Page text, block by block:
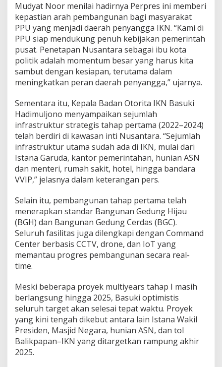
Mudyat Noor menilai hadirnya Perpres ini memberi
kepastian arah pembangunan bagi masyarakat
PPU yang menjadi daerah penyangga IKN. “Kami di
PPU siap mendukung penuh kebijakan pemerintah
pusat. Penetapan Nusantara sebagai ibu kota
politik adalah momentum besar yang harus kita
sambut dengan kesiapan, terutama dalam
meningkatkan peran daerah penyangga,” ujarnya.
Sementara itu, Kepala Badan Otorita IKN Basuki
Hadimuljono menyampaikan sejumlah
infrastruktur strategis tahap pertama (2022–2024)
telah berdiri di kawasan inti Nusantara. “Sejumlah
infrastruktur utama sudah ada di IKN, mulai dari
Istana Garuda, kantor pemerintahan, hunian ASN
dan menteri, rumah sakit, hotel, hingga bandara
VVIP,” jelasnya dalam keterangan pers.
Selain itu, pembangunan tahap pertama telah
menerapkan standar Bangunan Gedung Hijau
(BGH) dan Bangunan Gedung Cerdas (BGC).
Seluruh fasilitas juga dilengkapi dengan Command
Center berbasis CCTV, drone, dan IoT yang
memantau progres pembangunan secara real-
time.
Meski beberapa proyek multiyears tahap I masih
berlangsung hingga 2025, Basuki optimistis
seluruh target akan selesai tepat waktu. Proyek
yang kini tengah dikebut antara lain Istana Wakil
Presiden, Masjid Negara, hunian ASN, dan tol
Balikpapan–IKN yang ditargetkan rampung akhir
2025.